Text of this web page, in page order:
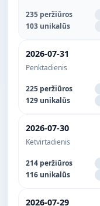
235 peržiūros
103 unikalūs
2026-07-31
Penktadienis
225 peržiūros
129 unikalūs
2026-07-30
Ketvirtadienis
214 peržiūros
116 unikalūs
2026-07-29